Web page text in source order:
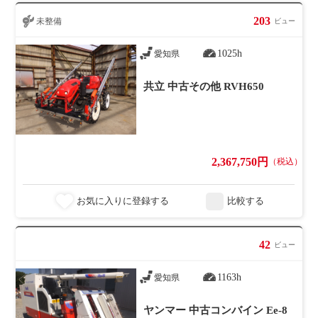
未整備 203 ビュー
愛知県 1025h
共立 中古その他 RVH650
2,367,750円 （税込）
お気に入りに登録する 比較する
42 ビュー
愛知県 1163h
ヤンマー 中古コンバイン Ee-8